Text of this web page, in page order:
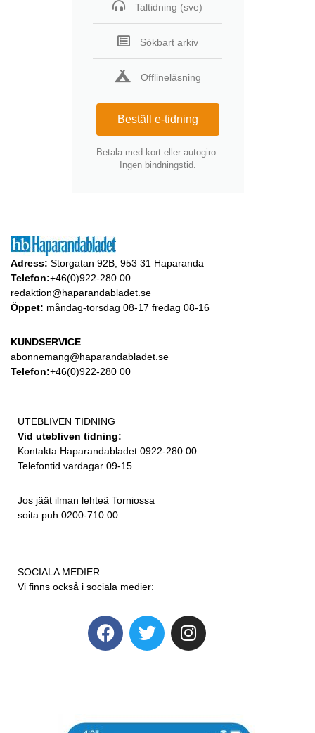
Taltidning (sve)
Sökbart arkiv
Offlineläsning
Beställ e-tidning
Betala med kort eller autogiro.
Ingen bindningstid.
Adress: Storgatan 92B, 953 31 Haparanda
Telefon:+46(0)922-280 00
redaktion@haparandabladet.se
Öppet: måndag-torsdag 08-17 fredag 08-16
KUNDSERVICE
abonnemang@haparandabladet.se
Telefon:+46(0)922-280 00
UTEBLIVEN TIDNING
Vid utebliven tidning:
Kontakta Haparandabladet 0922-280 00.
Telefontid vardagar 09-15.
Jos jäät ilman lehteä Torniossa
soita puh 0200-710 00.
SOCIALA MEDIER
Vi finns också i sociala medier: